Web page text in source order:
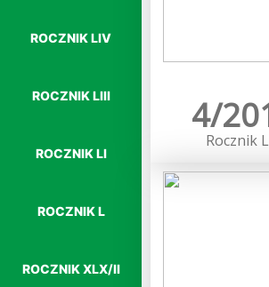
ROCZNIK LIV
ROCZNIK LIII
ROCZNIK LI
ROCZNIK L
ROCZNIK XLX/II
4/
Rocznik